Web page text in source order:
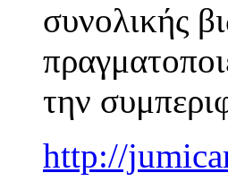
συνολικής
την
http://